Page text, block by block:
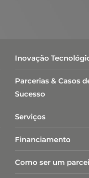
Inovação
Parcerias & Casos
Sucesso
Serviços
Financiamento
Como ser um